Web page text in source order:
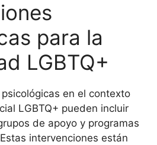
para la
LGBTQ+
en el contexto
LGBTQ+ pueden incluir
de apoyo y programas
intervenciones están